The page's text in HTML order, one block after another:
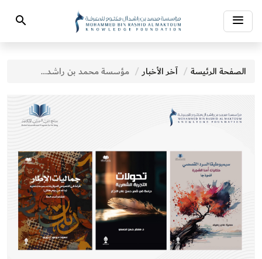
Toggle
navigation
Search
الصفحة الرئيسة آخر الأخبار مؤسسة محمد بن راشد للمعرفة تُصدر مجموعة من الدراسات النقدية